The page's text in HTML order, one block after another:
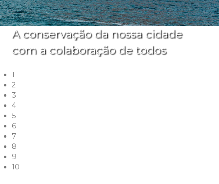
A conservação da nossa cidade
com a colaboração de todos
1
2
3
4
5
6
7
8
9
10